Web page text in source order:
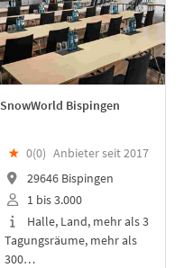
SnowWorld Bispingen
★ 0(0) Anbieter seit 2017
29646 Bispingen
1 bis 3.000
Halle, Land, mehr als 3
Tagungsräume, mehr als
300…